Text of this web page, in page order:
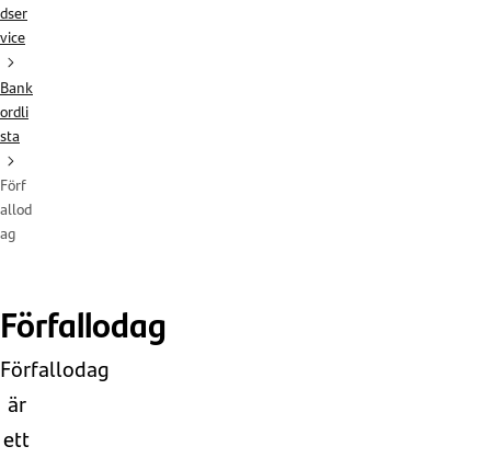
dser
vice
Bank
ordli
sta
Förf
allod
ag
Förfallodag
Förfallodag
är
ett